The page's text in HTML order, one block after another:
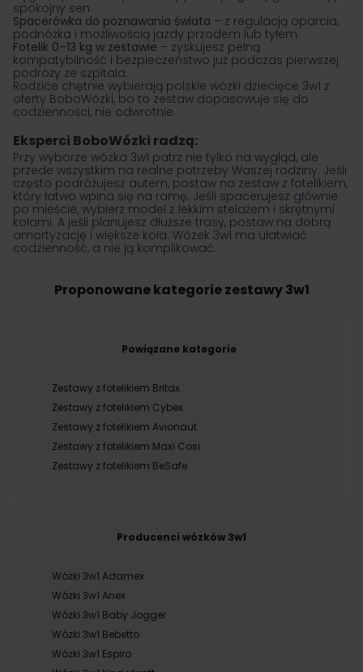
spokojny sen.
Spacerówka do poznawania świata – z regulacją oparcia,
podnóżka i możliwością jazdy przodem lub tyłem.
Fotelik 0–13 kg w zestawie – zyskujesz pełną
kompatybilność i bezpieczeństwo już podczas pierwszej
podróży ze szpitala.
Rodzice chętnie wybierają polskie wózki dziecięce 3w1 z
oferty BoboWózki, bo to zestaw dopasowuje się do
codzienności, nie odwrotnie.
Eksperci BoboWózki radzą:
Przy wyborze wózka 3w1 patrz nie tylko na wygląd, ale
przede wszystkim na realne potrzeby Waszej rodziny. Jeśli
często podróżujesz autem, postaw na zestaw z fotelikiem,
który łatwo wpina się na ramę. Jeśli spacerujesz głównie
po mieście, wybierz model z lekkim stelażem i skrętnymi
kołami. A jeśli planujesz dłuższe trasy, postaw na dobrą
amortyzację i większe koła. Wózek 3w1 ma ułatwiać
codzienność, a nie ją komplikować.
Proponowane kategorie zestawy 3w1
Powiązane kategorie
Zestawy z fotelikiem Britax
Zestawy z fotelikiem Cybex
Zestawy z fotelikiem Avionaut
Zestawy z fotelikiem Maxi Cosi
Zestawy z fotelikiem BeSafe
Producenci wózków 3w1
Wózki 3w1 Adamex
Wózki 3w1 Anex
Wózki 3w1 Baby Jogger
Wózki 3w1 Bebetto
Wózki 3w1 Espiro